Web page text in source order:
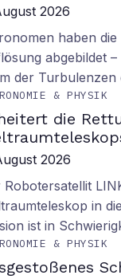
2026
haben
abgebildet
der Turbulenzen
& PHYSIK
die
2026
Robotersatellit
in
ist in
& PHYSIK